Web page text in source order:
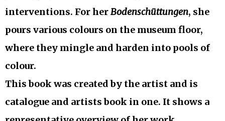
interventions. For herBodenschüttungen, she
pours various colours on the museum floor,
where they mingle and harden into pools of
colour.
This book was created by the artist and is
catalogue and artists book in one. It shows a